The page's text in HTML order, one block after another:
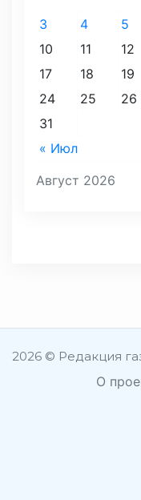
Август 2026
« Июл
3
4 5
10
11 12
17
18 19
24
25 26
31
2026 © Редакция
О